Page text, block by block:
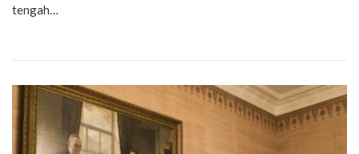
tengah…